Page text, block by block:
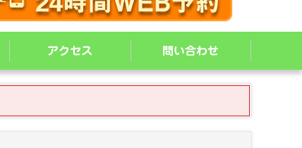
アクセス 問い合わせ